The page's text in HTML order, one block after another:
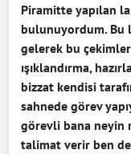
Piramitte yapılan
bulunuyordum. Bu
gelerek bu
ışıklandırma,
bizzat kendisi
sahnede görev
görevli bana neyin
talimat verir ben